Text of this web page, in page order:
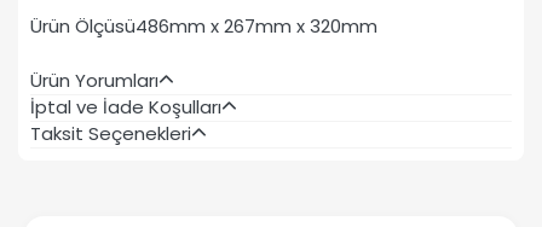
Ürün Ölçüsü486mm x 267mm x 320mm
Ürün Yorumları
İptal ve İade Koşulları
Taksit Seçenekleri